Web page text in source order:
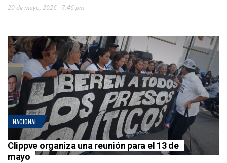
20 de mayo, 2026 - 7:46 pm
NACIONAL
Clippve organiza una reunión para el 13 de
mayo